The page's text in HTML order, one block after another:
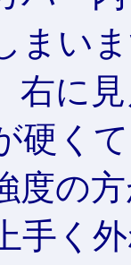
まい
右に
硬く
度の
手く